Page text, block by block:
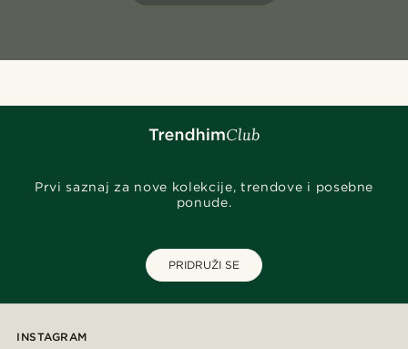
Prvi saznaj za nove kolekcije, trendove i posebne
ponude.
PRIDRUŽI SE
INSTAGRAM